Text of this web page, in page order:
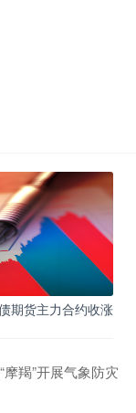
期货主力合约收涨
羯”开展气象防灾